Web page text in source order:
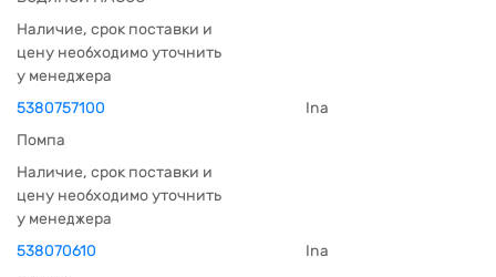
Наличие, срок поставки и
цену необходимо уточнить
у менеджера
5380757100
Ina
Помпа
Наличие, срок поставки и
цену необходимо уточнить
у менеджера
538070610
Ina